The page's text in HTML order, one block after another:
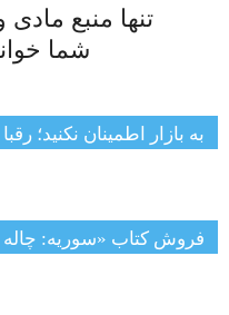
تنها منبع
شما
به بازار اطمینان نکنید؛
فروش کتاب «سوریه: